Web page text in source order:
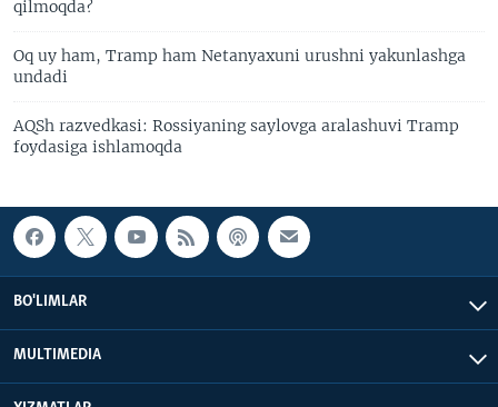
qilmoqda?
Oq uy ham, Tramp ham Netanyaxuni urushni yakunlashga
undadi
AQSh razvedkasi: Rossiyaning saylovga aralashuvi Tramp
foydasiga ishlamoqda
BO'LIMLAR
MULTIMEDIA